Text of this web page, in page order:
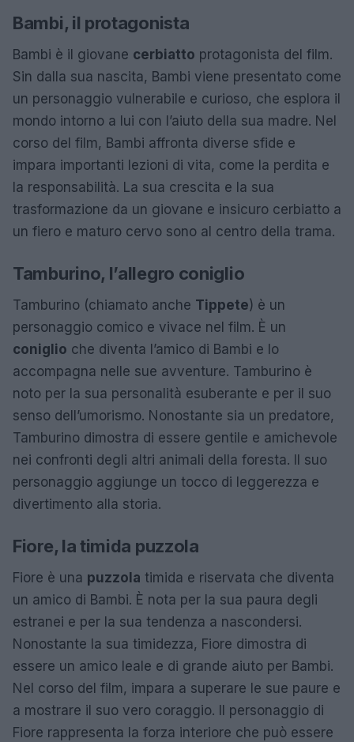
Bambi, il protagonista
Bambi è il giovane cerbiatto protagonista del film.
Sin dalla sua nascita, Bambi viene presentato come
un personaggio vulnerabile e curioso, che esplora il
mondo intorno a lui con l’aiuto della sua madre. Nel
corso del film, Bambi affronta diverse sfide e
impara importanti lezioni di vita, come la perdita e
la responsabilità. La sua crescita e la sua
trasformazione da un giovane e insicuro cerbiatto a
un fiero e maturo cervo sono al centro della trama.
Tamburino, l’allegro coniglio
Tamburino (chiamato anche Tippete) è un
personaggio comico e vivace nel film. È un
coniglio che diventa l’amico di Bambi e lo
accompagna nelle sue avventure. Tamburino è
noto per la sua personalità esuberante e per il suo
senso dell’umorismo. Nonostante sia un predatore,
Tamburino dimostra di essere gentile e amichevole
nei confronti degli altri animali della foresta. Il suo
personaggio aggiunge un tocco di leggerezza e
divertimento alla storia.
Fiore, la timida puzzola
Fiore è una puzzola timida e riservata che diventa
un amico di Bambi. È nota per la sua paura degli
estranei e per la sua tendenza a nascondersi.
Nonostante la sua timidezza, Fiore dimostra di
essere un amico leale e di grande aiuto per Bambi.
Nel corso del film, impara a superare le sue paure e
a mostrare il suo vero coraggio. Il personaggio di
Fiore rappresenta la forza interiore che può essere